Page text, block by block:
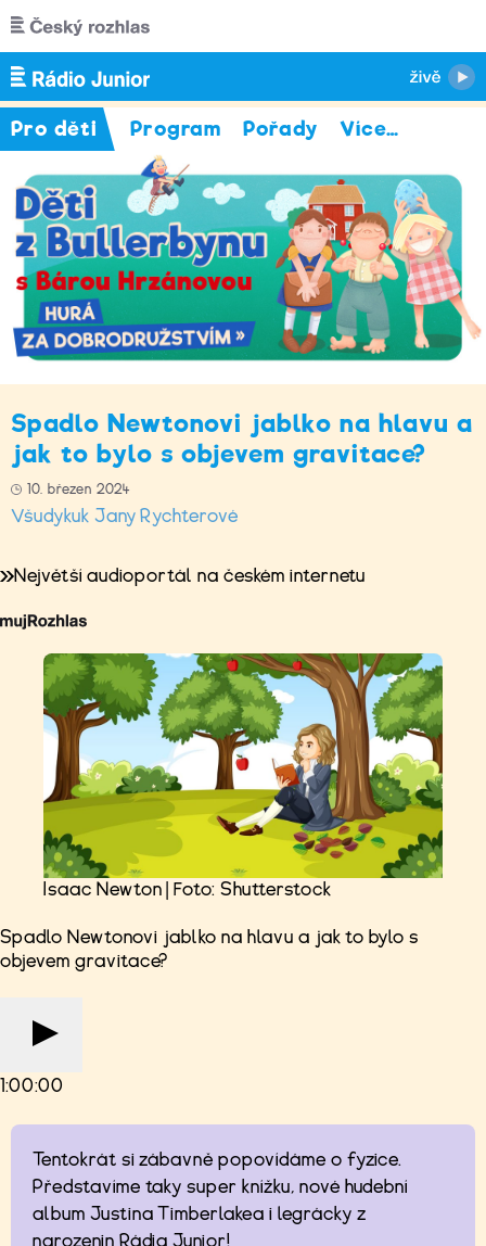
Přejít k hlavnímu obsahu
Pro děti Program Pořady Více…
Spadlo Newtonovi jablko na hlavu a
jak to bylo s objevem gravitace?
10. březen 2024
Všudykuk Jany Rychterové
Největší audioportál na českém internetu
Isaac Newton | Foto: Shutterstock
Spadlo Newtonovi jablko na hlavu a jak to bylo s
objevem gravitace?
1:00:00
Tentokrát si zábavně popovídáme o fyzice.
Představíme taky super knížku, nové hudební
album Justina Timberlakea i legrácky z
narozenin Rádia Junior!